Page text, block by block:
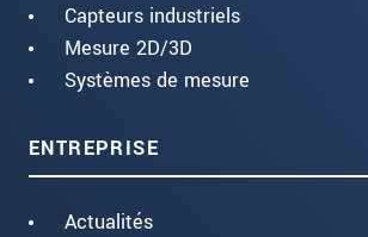
Capteurs industriels
Mesure 2D/3D
Systèmes de mesure
ENTREPRISE
Actualités